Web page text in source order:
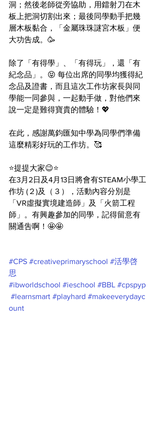
洞；然後老師從旁協助，用鐳射刀在木
板上把洞切割出來；最後同學動手把幾
層木板黏合，「金屬珠珠謎宮木板」便
大功吿成。🥳
除了「有得學」、「有得玩」，還「有
紀念品」。😝 每位出席的同學均獲得紀
念品及證書，而且這次工作坊家長與同
學能一同參與，一起動手做，對他們來
說一定是難得寶貴的體驗！💖
在此，感謝萬鈞匯知中學為同學們準備
這麼精彩好玩的工作坊。🥰
⭐️提提大家😉⭐️
在3月2日及4月13日將會有STEAM小學工
作坊 (２)及（３），活動內容分別是
「VR虛擬實境建造師」及「火箭工程
師」。有興趣參加的同學，記得留意有
關通吿啊！🤩🤩
#CPS #creativeprimaryschool #活學啓
思
#ibworldschool #ieschool #BBL #cpspyp
#learnsmart #playhard #makeeverydayc
ount